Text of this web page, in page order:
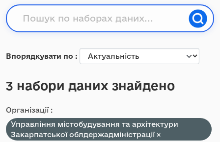
Впорядкувати по
3 набори даних знайдено
Організації :
Управління містобудування та архітектури
Закарпатської облдержадміністрації